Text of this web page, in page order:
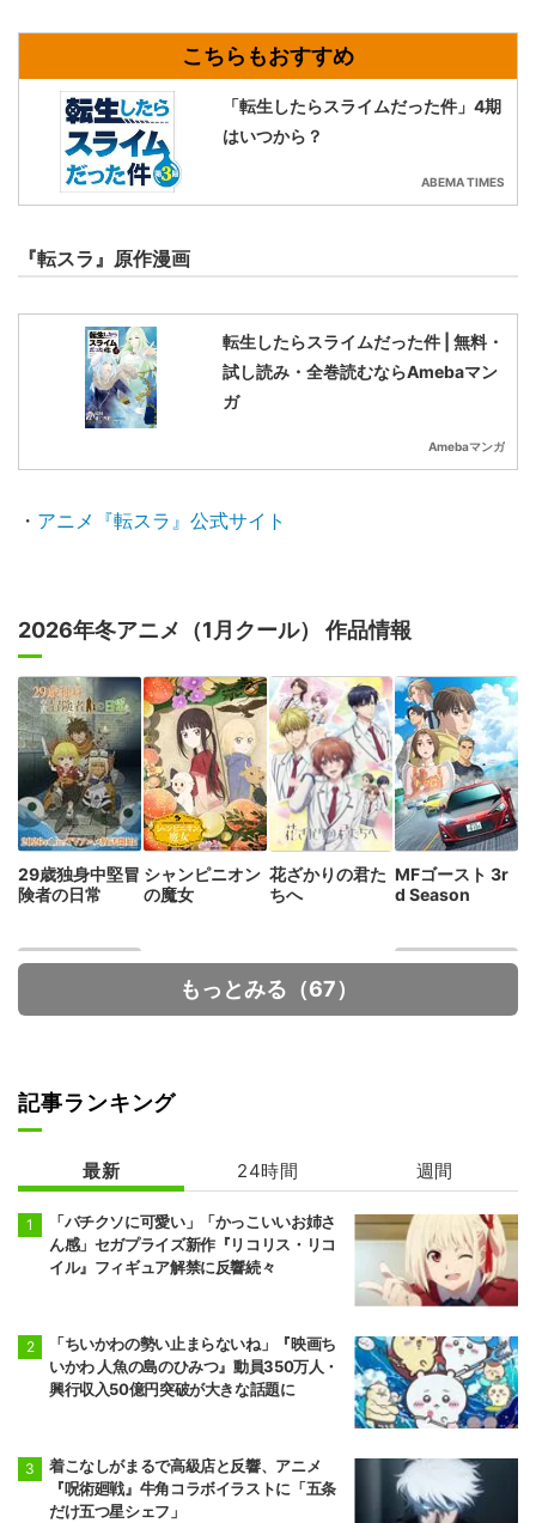
「転生したらスライムだった件」4期
はいつから？
ABEMA TIMES
『転スラ』原作漫画
転生したらスライムだった件 | 無料・
試し読み・全巻読むならAmebaマン
ガ
Amebaマンガ
・ アニメ『転スラ』公式サイト
2026年冬アニメ（1月クール） 作品情報
29歳独身中堅冒
険者の日常
シャンピニオン
の魔女
花ざかりの君た
ちへ
MFゴースト 3r
d Season
ワくない
ち！？
もっとみる（67）
記事ランキング
最新 24時間 週間
「バチクソに可愛い」「かっこいいお姉さ
ん感」セガプライズ新作『リコリス・リコ
イル』フィギュア解禁に反響続々
「ちいかわの勢い止まらないね」『映画ち
いかわ 人魚の島のひみつ』動員350万人・
興行収入50億円突破が大きな話題に
着こなしがまるで高級店と反響、アニメ
『呪術廻戦』牛角コラボイラストに「五条
だけ五つ星シェフ」